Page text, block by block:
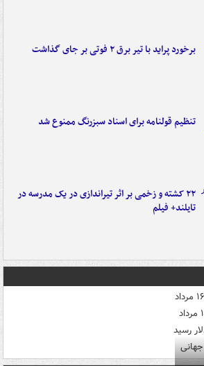
برخورد پراید با تیر برق ۲ فوتی بر جای گذاشت
تنظیم قولنامه برای اسناد سبزرنگ ممنوع شد
۲۲ کشته و زخمی بر اثر تیراندازی در یک مدرسه در
تایلند+ فیلم